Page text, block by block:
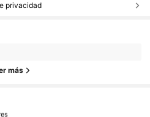
privacidad
más